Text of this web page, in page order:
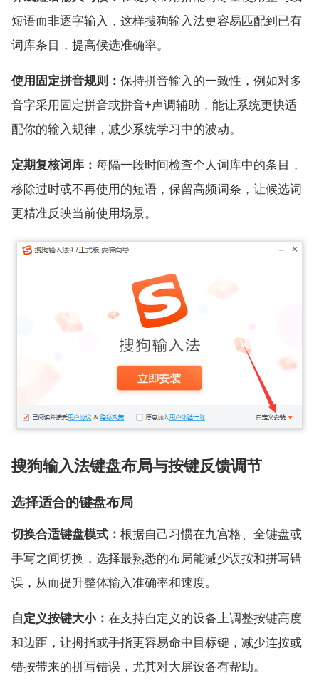
短语而非逐字输入，这样搜狗输入法更容易匹配到已有
词库条目，提高候选准确率。
使用固定拼音规则： 保持拼音输入的一致性，例如对多
音字采用固定拼音或拼音+声调辅助，能让系统更快适
配你的输入规律，减少系统学习中的波动。
定期复核词库： 每隔一段时间检查个人词库中的条目，
移除过时或不再使用的短语，保留高频词条，让候选词
更精准反映当前使用场景。
搜狗输入法键盘布局与按键反馈调节
选择适合的键盘布局
切换合适键盘模式： 根据自己习惯在九宫格、全键盘或
手写之间切换，选择最熟悉的布局能减少误按和拼写错
误，从而提升整体输入准确率和速度。
自定义按键大小： 在支持自定义的设备上调整按键高度
和边距，让拇指或手指更容易命中目标键，减少连按或
错按带来的拼写错误，尤其对大屏设备有帮助。